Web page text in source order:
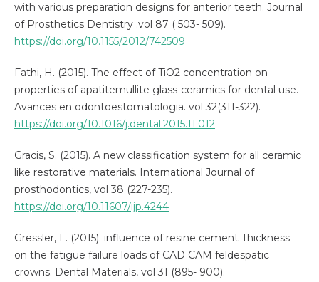
with various preparation designs for anterior teeth. Journal
of Prosthetics Dentistry .vol 87 ( 503- 509).
https://doi.org/10.1155/2012/742509
Fathi, H. (2015). The effect of TiO2 concentration on
properties of apatitemullite glass-ceramics for dental use.
Avances en odontoestomatologia. vol 32(311-322).
https://doi.org/10.1016/j.dental.2015.11.012
Gracis, S. (2015). A new classification system for all ceramic
like restorative materials. International Journal of
prosthodontics, vol 38 (227-235).
https://doi.org/10.11607/ijp.4244
Gressler, L. (2015). influence of resine cement Thickness
on the fatigue failure loads of CAD CAM feldespatic
crowns. Dental Materials, vol 31 (895- 900).